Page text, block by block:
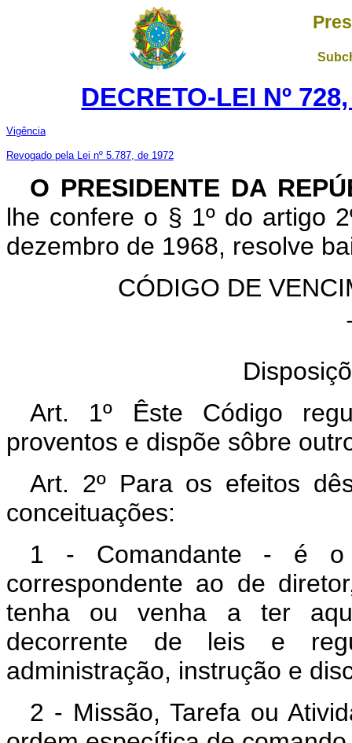
DECRETO-LEI Nº
Vigência
Revogado pela Lei nº 5.787, de 1972
O PRESIDENTE DA
lhe confere o § 1º do artigo
dezembro de 1968, resolve
CÓDIGO DE
Art. 1º Êste Código
proventos e dispõe sôbre
Art. 2º Para os efeitos
conceituações:
1 - Comandante - é o
correspondente ao de
tenha ou venha a ter
decorrente de leis e
administração, instrução e
2 - Missão, Tarefa ou